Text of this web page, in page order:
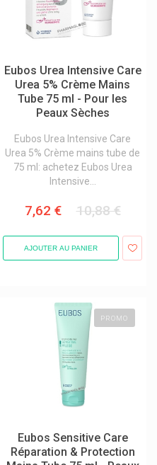
Eubos Urea Intensive Care
Urea 5% Crème Mains
Tube 75 ml - Pour les
Peaux Sèches
Eubos Urea Intensive Care
Urea 5% Crème mains tube de
75 ml: achetez Eubos Urea
Intensive...
7,62 € 10,88 €
AJOUTER AU PANIER
PROMO
Eubos Sensitive Care
Réparation & Protection